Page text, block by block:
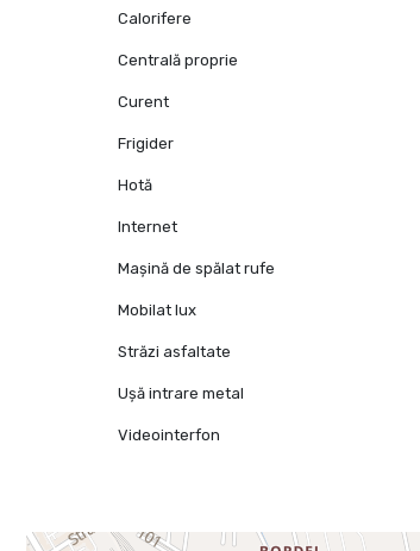
Calorifere
Centrală proprie
Curent
Frigider
Hotă
Internet
Mașină de spălat rufe
Mobilat lux
Străzi asfaltate
Ușă intrare metal
Videointerfon